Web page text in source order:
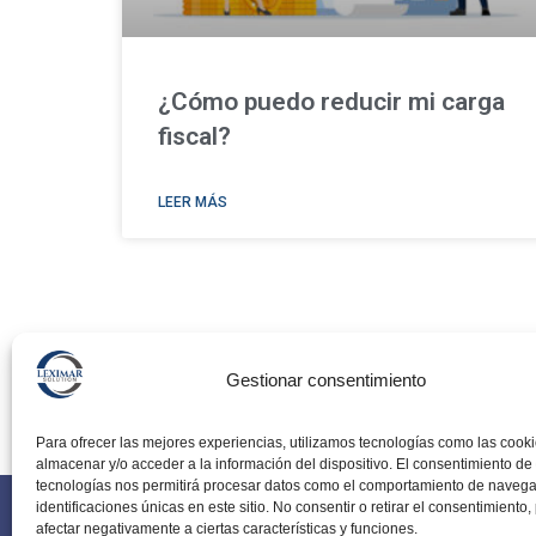
Gestionar consentimiento
Para ofrecer las mejores experiencias, utilizamos tecnologías como las
almacenar y/o acceder a la información del dispositivo. El consentimiento de
tecnologías nos permitirá procesar datos como el comportamiento de
identificaciones únicas en este sitio. No consentir o retirar el consentimiento,
afectar negativamente a ciertas características y funciones.
¿Cómo puedo reducir mi carga
fiscal?
LEER MÁS